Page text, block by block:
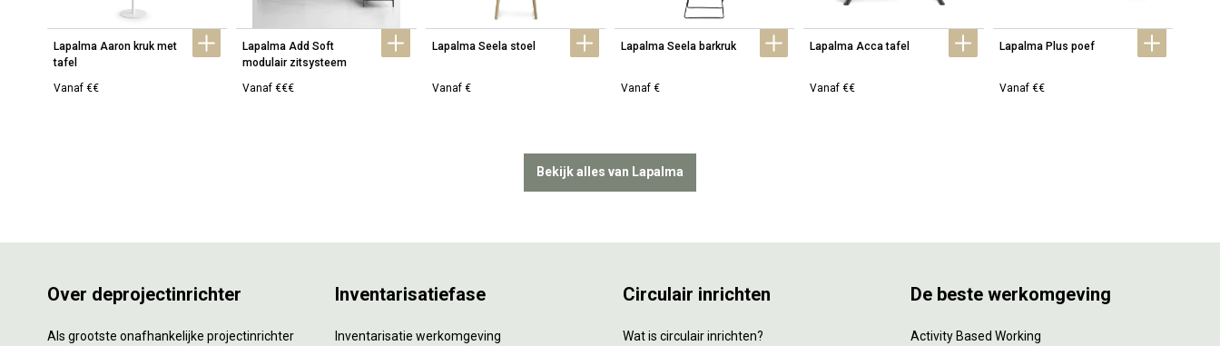
Lapalma Aaron kruk met
tafel
Vanaf €€
Lapalma Add Soft
modulair zitsysteem
Vanaf €€€
Lapalma Seela stoel
Vanaf €
Lapalma Seela barkruk
Vanaf €
Lapalma Acca tafel
Vanaf €€
Lapalma Plus poef
Vanaf €€
Bekijk alles van Lapalma
Over deprojectinrichter
Als grootste onafhankelijke projectinrichter
Inventarisatiefase
Inventarisatie werkomgeving
Circulair inrichten
Wat is circulair inrichten?
De beste werkomgeving
Activity Based Working